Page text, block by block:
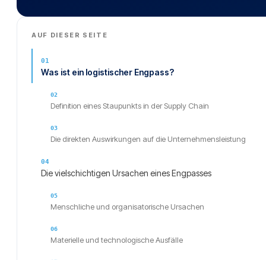
AUF DIESER SEITE
Was ist ein logistischer Engpass?
Definition eines Staupunkts in der Supply Chain
Die direkten Auswirkungen auf die Unternehmensleistung
Die vielschichtigen Ursachen eines Engpasses
Menschliche und organisatorische Ursachen
Materielle und technologische Ausfälle